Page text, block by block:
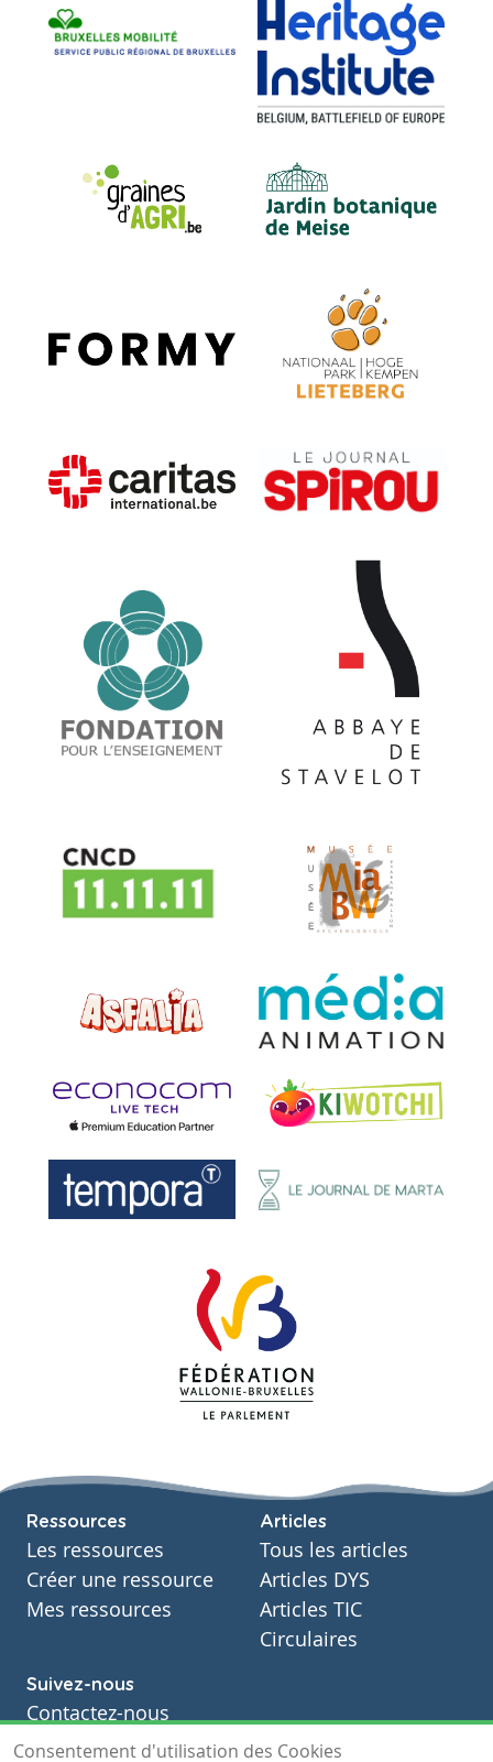
Ressources
Les ressources
Créer une ressource
Mes ressources
Articles
Tous les articles
Articles DYS
Articles TIC
Circulaires
Suivez-nous
Contactez-nous
Soutien scolaire
Consentement d'utilisation des Cookies